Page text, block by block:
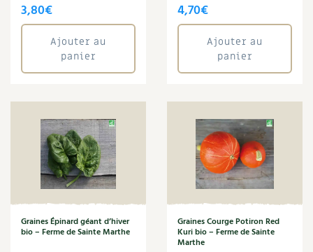
3,80€
Ajouter au
panier
4,70€
Ajouter au
panier
Graines Épinard géant d’hiver
bio – Ferme de Sainte Marthe
Graines Courge Potiron Red
Kuri bio – Ferme de Sainte
Marthe